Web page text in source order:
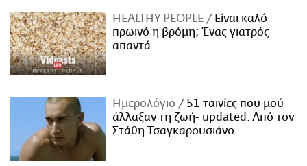
HEALTHY PEOPLE
Είναι καλό
πρωινό η βρόμη; Ένας γιατρός
απαντά
Ημερολόγιο
51 ταινίες που μού
άλλαξαν τη ζωή- updated. Aπό τον
Στάθη Τσαγκαρουσιάνο